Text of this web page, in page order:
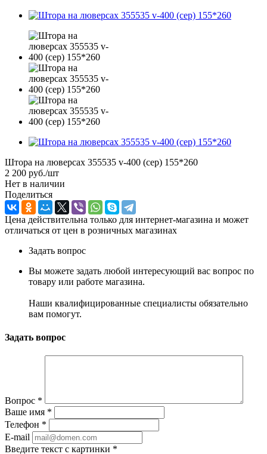
Штора на люверсах 355535 v-400 (сер) 155*260
2 200 руб./шт
Нет в наличии
Поделиться
Цена действительна только для интернет-магазина и может
отличаться от цен в розничных магазинах
Задать вопрос
Вы можете задать любой интересующий вас вопрос по
товару или работе магазина.
Наши квалифицированные специалисты обязательно
вам помогут.
Задать вопрос
Вопрос *
Ваше имя *
Телефон *
E-mail
Введите текст с картинки *